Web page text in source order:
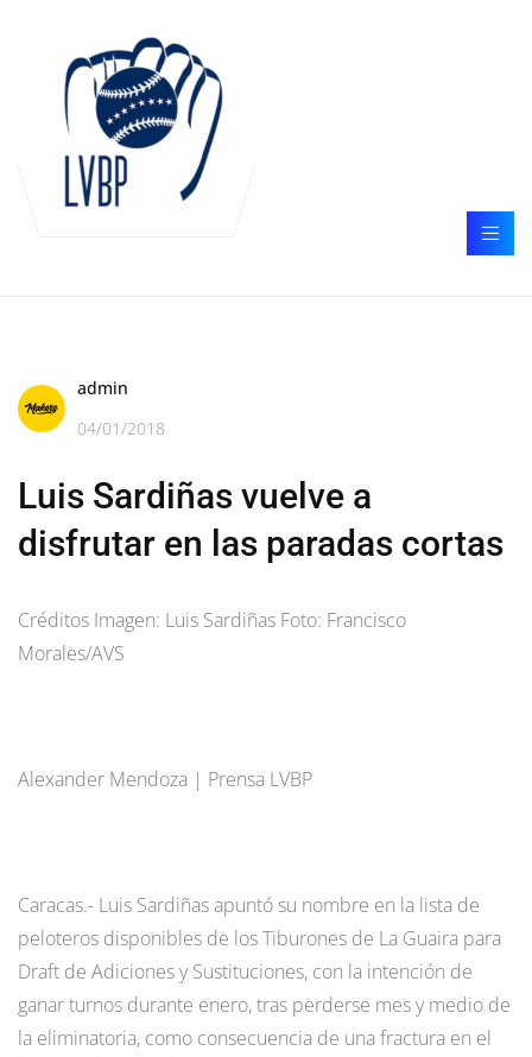
admin
04/01/2018
Luis Sardiñas vuelve a
disfrutar en las paradas cortas
Créditos Imagen: Luis Sardiñas Foto: Francisco
Morales/AVS
Alexander Mendoza | Prensa LVBP
Caracas.- Luis Sardiñas apuntó su nombre en la lista de
peloteros disponibles de los Tiburones de La Guaira para
Draft de Adiciones y Sustituciones, con la intención de
ganar turnos durante enero, tras perderse mes y medio de
la eliminatoria, como consecuencia de una fractura en el